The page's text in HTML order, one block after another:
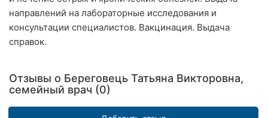
Харьков
Днепр
направлений на лабораторные исследования и
консультации специалистов. Вакцинация. Выдача
справок.
Отзывы о Береговець Татьяна Викторовна,
семейный врач (0)